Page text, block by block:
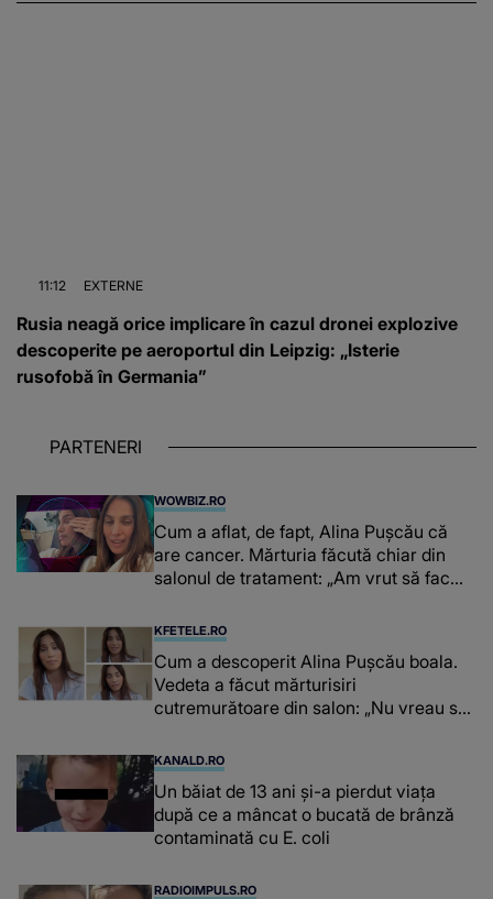
11:12 EXTERNE
Rusia neagă orice implicare în cazul dronei explozive
descoperite pe aeroportul din Leipzig: „Isterie
rusofobă în Germania”
PARTENERI
WOWBIZ.RO
Cum a aflat, de fapt, Alina Pușcău că
are cancer. Mărturia făcută chiar din
salonul de tratament: „Am vrut să fac
înțepe sânul”
KFETELE.RO
Cum a descoperit Alina Pușcău boala.
Vedeta a făcut mărturisiri
cutremurătoare din salon: „Nu vreau să
KANALD.RO
Un băiat de 13 ani și-a pierdut viața
după ce a mâncat o bucată de brânză
contaminată cu E. coli
RADIOIMPULS.RO